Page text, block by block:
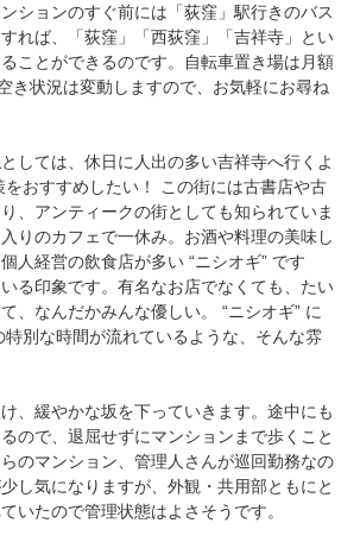
ションのすぐ前には「荻窪」駅行きのバス
れば、「荻窪」「西荻窪」「吉祥寺」とい
ことができるのです。自転車置き場は月額
き状況は変動しますので、お気軽にお尋ね
としては、休日に人出の多い吉祥寺へ行くよ
をおすすめしたい！ この街には古書店や古
、アンティークの街としても知られていま
りのカフェで一休み。お酒や料理の美味し
人経営の飲食店が多い “ニシオギ” です
る印象です。有名なお店でなくても、たい
、なんだかみんな優しい。 “ニシオギ” に
特別な時間が流れているような、そんな雰
、緩やかな坂を下っていきます。途中にも
ので、退屈せずにマンションまで歩くこと
のマンション、管理人さんが巡回勤務なの
し気になりますが、外観・共用部ともにと
いたので管理状態はよさそうです。